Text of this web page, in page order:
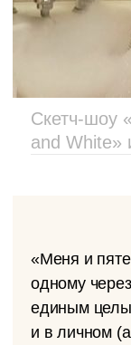
Скетч-шоу
and White»
«Меня и
одному
единым
и в личном